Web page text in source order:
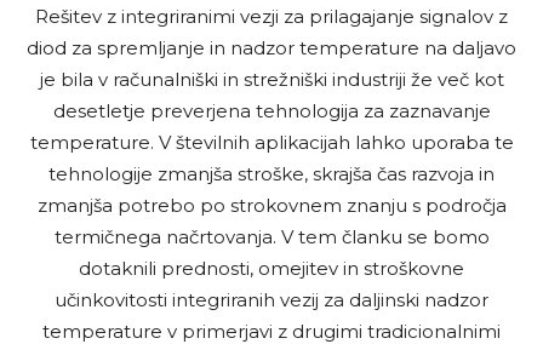
Rešitev z integriranimi vezji za prilagajanje signalov z
diod za spremljanje in nadzor temperature na daljavo
je bila v računalniški in strežniški industriji že več kot
desetletje preverjena tehnologija za zaznavanje
temperature. V številnih aplikacijah lahko uporaba te
tehnologije zmanjša stroške, skrajša čas razvoja in
zmanjša potrebo po strokovnem znanju s področja
termičnega načrtovanja. V tem članku se bomo
dotaknili prednosti, omejitev in stroškovne
učinkovitosti integriranih vezij za daljinski nadzor
temperature v primerjavi z drugimi tradicionalnimi